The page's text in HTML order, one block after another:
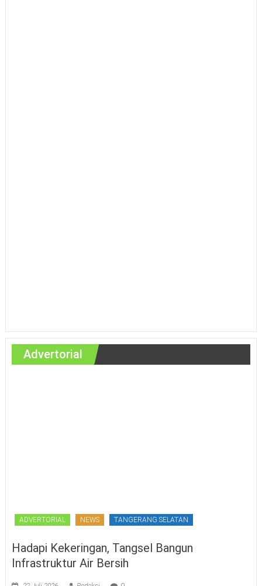
Advertorial
ADVERTORIAL NEWS TANGERANG SELATAN
Hadapi Kekeringan, Tangsel Bangun
Infrastruktur Air Bersih